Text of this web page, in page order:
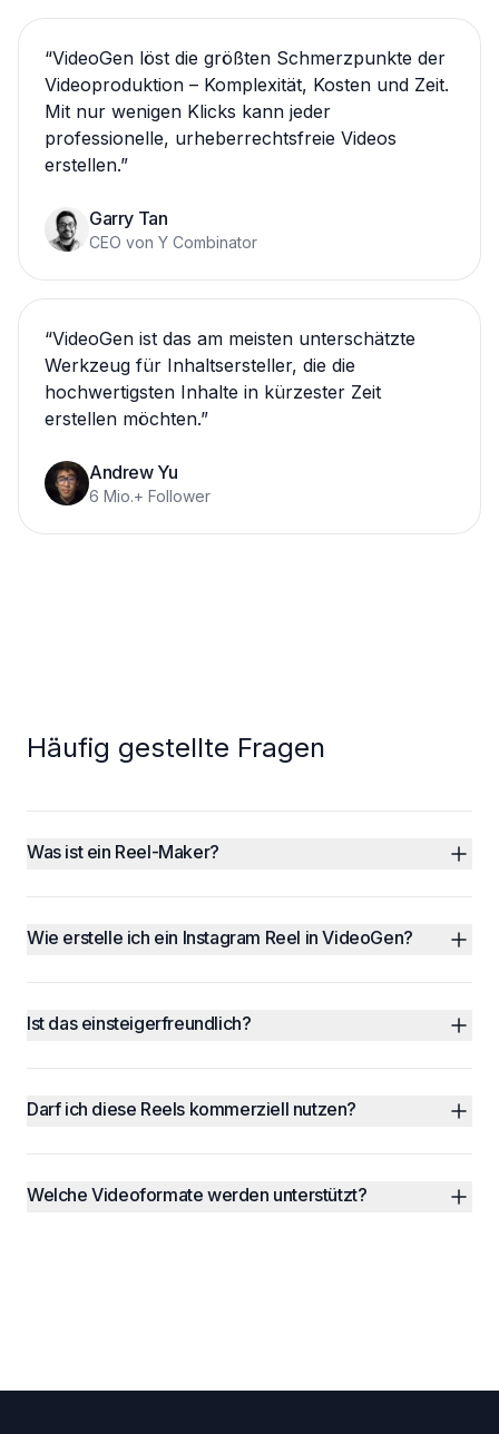
“VideoGen löst die größten Schmerzpunkte der
Videoproduktion – Komplexität, Kosten und Zeit.
Mit nur wenigen Klicks kann jeder
professionelle, urheberrechtsfreie Videos
erstellen.”
Garry Tan
CEO von Y Combinator
“VideoGen ist das am meisten unterschätzte
Werkzeug für Inhaltsersteller, die die
hochwertigsten Inhalte in kürzester Zeit
erstellen möchten.”
Andrew Yu
6 Mio.+ Follower
Häufig gestellte Fragen
Was ist ein Reel-Maker?
Wie erstelle ich ein Instagram Reel in VideoGen?
Ist das einsteigerfreundlich?
Darf ich diese Reels kommerziell nutzen?
Welche Videoformate werden unterstützt?